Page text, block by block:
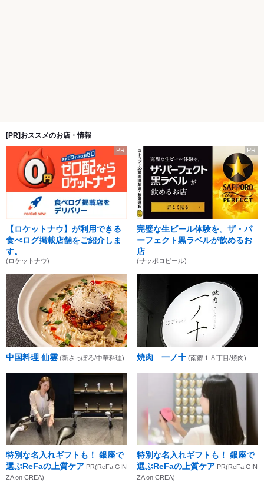
[PR]おススメのお店・情報
PR
【ロケットナウ】が利用できる
食べログ掲載店舗をご紹介しま
す。
(ロケットナウ)
PR
完璧な生ビール体験を。ザ・パ
ーフェクト黒ラベルが飲めるお
店
(サッポロビール)
中国料理 仙雲 (新さっぽろ/中華料理) 焼肉 一ノ十 (南郷１８丁目/焼肉)
特別な名入れギフトも！ 銀座で
選ぶReFaの上質ケア PR(ReFa GIN
ZA on CREA)
特別な名入れギフトも！ 銀座で
選ぶReFaの上質ケア PR(ReFa GIN
ZA on CREA)